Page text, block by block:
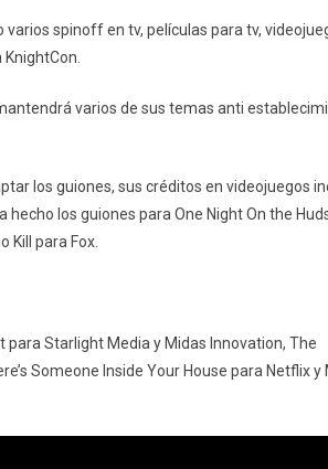
spinoff en tv, películas para tv,
varios de sus temas anti
los guiones, sus créditos en videojuegos
hecho los guiones para One Night On the
Kill para Fox.
Starlight Media y Midas Innovation, The
Someone Inside Your House para Netflix y